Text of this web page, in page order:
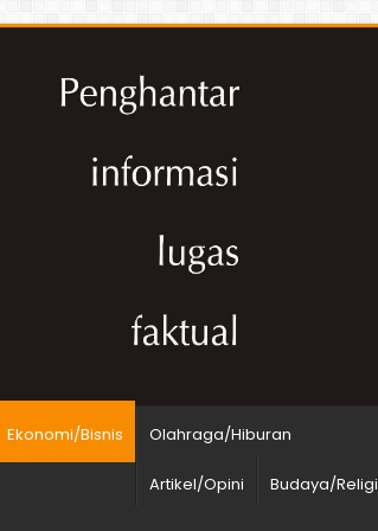
Ekonomi/Bisnis Olahraga/Hiburan
Artikel/Opini Budaya/Religi